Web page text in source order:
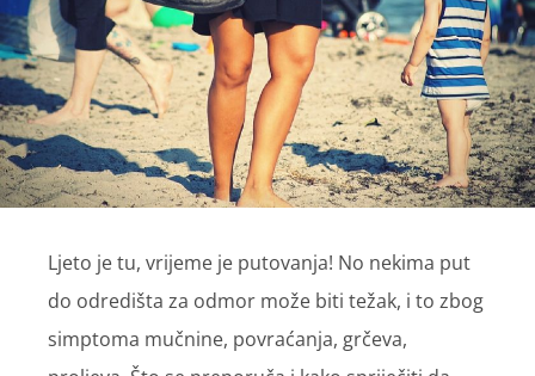
Ljeto je tu, vrijeme je putovanja! No nekima put
do odredišta za odmor može biti težak, i to zbog
simptoma mučnine, povraćanja, grčeva,